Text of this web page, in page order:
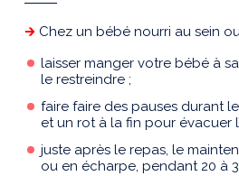
🡲 Chez un bébé nourri au sein
laisser manger votre bébé à
le restreindre ;
faire faire des pauses durant
et un rot à la fin pour évacuer
juste après le repas, le
ou en écharpe, pendant 20 à